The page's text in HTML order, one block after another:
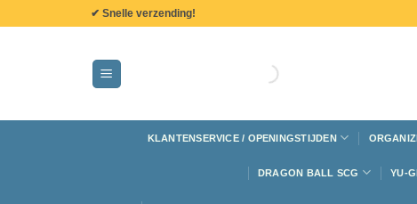
✔ Snelle verzending!
KLANTENSERVICE / OPENINGSTIJDEN
DRAGON BALL SCG YU-